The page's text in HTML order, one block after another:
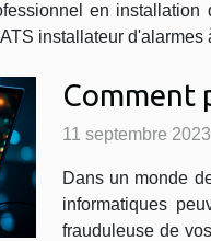
en installation
installateur d'alarmes
Comment
11 septembre
Dans un monde
informatiques
frauduleuse de